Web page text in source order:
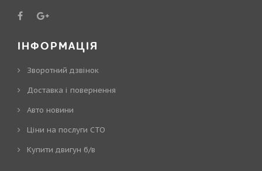
ІНФОРМАЦІЯ
Зворотний дзвінок
Доставка і повернення
Авто новини
Ціни на послуги СТО
Купити двигун б/в